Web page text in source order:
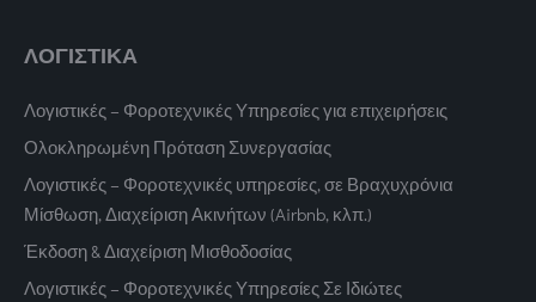
ΛΟΓΙΣΤΙΚΑ
Λογιστικές – Φοροτεχνικές Υπηρεσίες για επιχειρήσεις
Ολοκληρωμένη Πρόταση Συνεργασίας
Λογιστικές – Φοροτεχνικές υπηρεσίες, σε Βραχυχρόνια
Μίσθωση, Διαχείριση Ακινήτων (Airbnb, κλπ.)
Έκδοση & Διαχείριση Μισθοδοσίας
Λογιστικές – Φοροτεχνικές Υπηρεσίες Σε Ιδιώτες